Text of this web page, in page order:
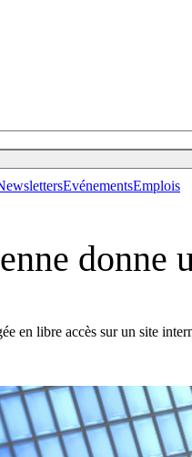
EvénementsEmplois
donne
en libre accès sur un site